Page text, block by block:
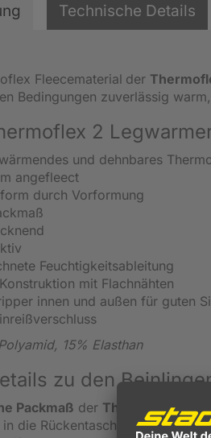
Technische Details
Fleecematerial der
Bedingungen zuverlässig
2
und dehnbares
angefleect
durch Vorformung
Feuchtigkeitsableitung
mit Flachnähten
innen und außen für guten
15% Elasthan
zu den
Packmaß der Thermoflex
die Rückentaschen oder in